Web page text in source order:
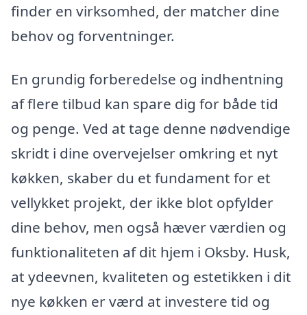
finder en virksomhed, der matcher dine
behov og forventninger.
En grundig forberedelse og indhentning
af flere tilbud kan spare dig for både tid
og penge. Ved at tage denne nødvendige
skridt i dine overvejelser omkring et nyt
køkken, skaber du et fundament for et
vellykket projekt, der ikke blot opfylder
dine behov, men også hæver værdien og
funktionaliteten af dit hjem i Oksby. Husk,
at ydeevnen, kvaliteten og estetikken i dit
nye køkken er værd at investere tid og